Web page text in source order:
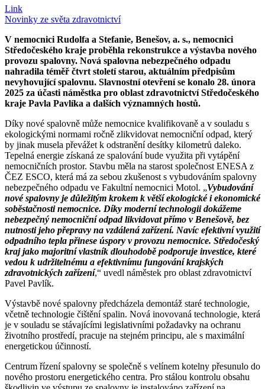
Link
Novinky ze světa zdravotnictví
V nemocnici Rudolfa a Stefanie, Benešov, a. s., nemocnici
Středočeského kraje proběhla rekonstrukce a výstavba nového
provozu spalovny. Nová spalovna nebezpečného odpadu
nahradila téměř čtvrt století starou, aktuálním předpisům
nevyhovující spalovnu. Slavnostní otevření se konalo 28. února
2025 za účasti náměstka pro oblast zdravotnictví Středočeského
kraje Pavla Pavlíka a dalších významných hostů.
Díky nové spalovně může nemocnice kvalifikovaně a v souladu s
ekologickými normami ročně zlikvidovat nemocniční odpad, který
by jinak musela převážet k odstranění desítky kilometrů daleko.
Tepelná energie získaná ze spalování bude využita při vytápění
nemocničních prostor. Stavbu měla na starost společnost ENESA z
ČEZ ESCO, která má za sebou zkušenost s vybudováním spalovny
nebezpečného odpadu ve Fakultní nemocnici Motol. „Vybudování
nové spalovny je důležitým krokem k větší ekologické i ekonomické
soběstačnosti nemocnice. Díky moderní technologii dokážeme
nebezpečný nemocniční odpad likvidovat přímo v Benešově, bez
nutnosti jeho přepravy na vzdálená zařízení. Navíc efektivní využití
odpadního tepla přinese úspory v provozu nemocnice. Středočeský
kraj jako majoritní vlastník dlouhodobě podporuje investice, které
vedou k udržitelnému a efektivnímu fungování krajských
zdravotnických zařízení,“ uvedl náměstek pro oblast zdravotnictví
Pavel Pavlík.
Výstavbě nové spalovny předcházela demontáž staré technologie,
včetně technologie čištění spalin. Nová inovovaná technologie, která
je v souladu se stávajícími legislativními požadavky na ochranu
životního prostředí, pracuje na stejném principu, ale s maximální
energetickou účinností.
Centrum řízení spalovny se společně s velínem kotelny přesunulo do
nového prostoru energetického centra. Pro stálou kontrolu obsahu